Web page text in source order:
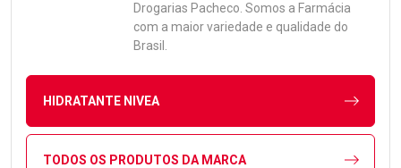
Drogarias Pacheco. Somos a Farmácia
com a maior variedade e qualidade do
Brasil.
HIDRATANTE NIVEA
TODOS OS PRODUTOS DA MARCA